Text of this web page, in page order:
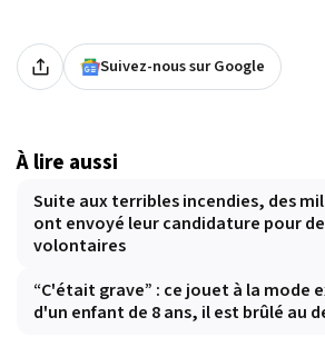
Suivez-nous sur Google
À lire aussi
Suite aux terribles incendies, des
ont envoyé leur candidature pour
volontaires
“C'était grave” : ce jouet à la mode
d'un enfant de 8 ans, il est brûlé au